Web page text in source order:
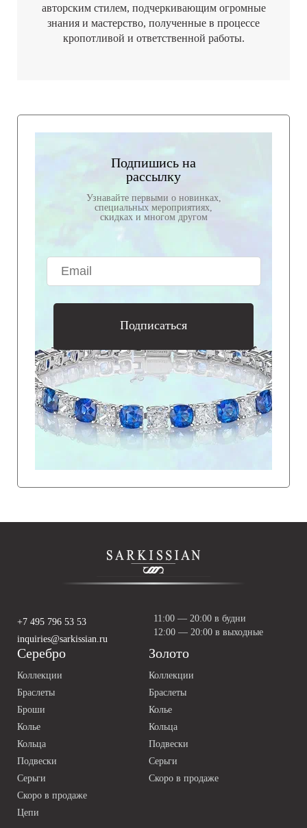
авторским стилем, подчеркивающим огромные
знания и мастерство, полученные в процессе
кропотливой и ответственной работы.
Подпишись на
рассылку
Узнавайте первыми о новинках,
специальных мероприятиях,
скидках и многом другом
Подписаться
Серебро
Коллекции
Браслеты
Броши
Колье
Кольца
Подвески
Серьги
Скоро в продаже
Цепи
Золото
Коллекции
Браслеты
Колье
Кольца
Подвески
Серьги
Скоро в продаже
+7 495 796 53 53
inquiries@sarkissian.ru
11:00 — 20:00 в будни
12:00 — 20:00 в выходные